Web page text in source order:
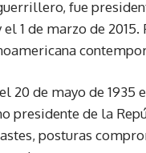
fue
1 de marzo de
20 de mayo de 1935
presidente de la
posturas